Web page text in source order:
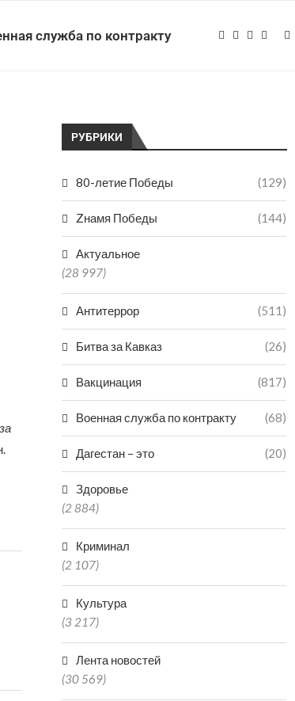
служба по контракту
РУБРИКИ
80-летие Победы (129)
Zнамя Победы (144)
Актуальное
(28 997)
Антитеррор (511)
Битва за Кавказ (26)
Вакцинация (817)
Военная служба по контракту (68)
Дагестан – это (20)
Здоровье
(2 884)
Криминал
(2 107)
Культура
(3 217)
Лента новостей
(30 569)